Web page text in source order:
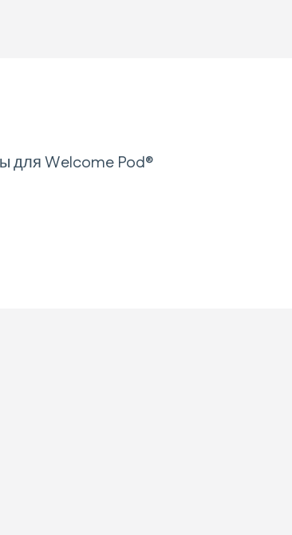
для Welcome Pod®